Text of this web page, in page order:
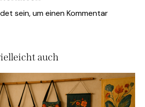
sein, um einen Kommentar
auch